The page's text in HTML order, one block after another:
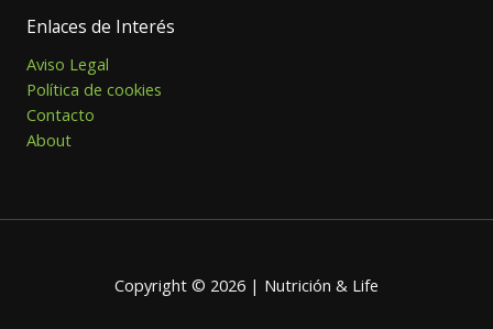
Enlaces de Interés
Aviso Legal
Política de cookies
Contacto
About
Copyright © 2026 | Nutrición & Life